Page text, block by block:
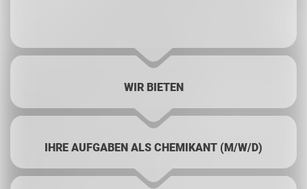
WIR BIETEN
IHRE AUFGABEN ALS CHEMIKANT (M/W/D)